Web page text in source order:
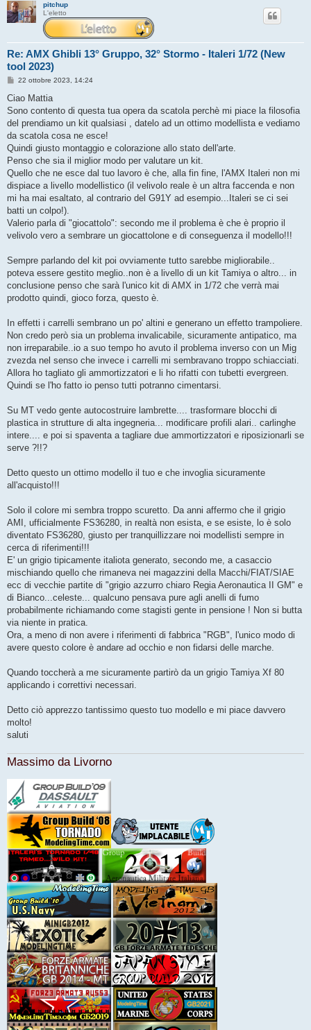
pitchup
L'eletto
Re: AMX Ghibli 13° Gruppo, 32° Stormo - Italeri 1/72 (New
tool 2023)
M
s
a
g
i
o
22 ottobre 2023, 14:24
Ciao Mattia
Sono contento di questa tua opera da scatola perchè mi piace la filosofia
del prendiamo un kit qualsiasi , datelo ad un ottimo modellista e vediamo
da scatola cosa ne esce!
Quindi giusto montaggio e colorazione allo stato dell'arte.
Penso che sia il miglior modo per valutare un kit.
Quello che ne esce dal tuo lavoro è che, alla fin fine, l'AMX Italeri non mi
dispiace a livello modellistico (il velivolo reale è un altra faccenda e non
mi ha mai esaltato, al contrario del G91Y ad esempio...Italeri se ci sei
batti un colpo!).
Valerio parla di "giocattolo": secondo me il problema è che è proprio il
velivolo vero a sembrare un giocattolone e di conseguenza il modello!!!
Sempre parlando del kit poi ovviamente tutto sarebbe migliorabile..
poteva essere gestito meglio..non è a livello di un kit Tamiya o altro... in
conclusione penso che sarà l'unico kit di AMX in 1/72 che verrà mai
prodotto quindi, gioco forza, questo è.
In effetti i carrelli sembrano un po' altini e generano un effetto trampoliere.
Non credo però sia un problema invalicabile, sicuramente antipatico, ma
non irreparabile..io a suo tempo ho avuto il problema inverso con un Mig
zvezda nel senso che invece i carrelli mi sembravano troppo schiacciati.
Allora ho tagliato gli ammortizzatori e li ho rifatti con tubetti evergreen.
Quindi se l'ho fatto io penso tutti potranno cimentarsi.
Su MT vedo gente autocostruire lambrette.... trasformare blocchi di
plastica in strutture di alta ingegneria... modificare profili alari.. carlinghe
intere.... e poi si spaventa a tagliare due ammortizzatori e riposizionarli se
serve ?!!?
Detto questo un ottimo modello il tuo e che invoglia sicuramente
all'acquisto!!!
Solo il colore mi sembra troppo scuretto. Da anni affermo che il grigio
AMI, ufficialmente FS36280, in realtà non esista, e se esiste, lo è solo
diventato FS36280, giusto per tranquillizzare noi modellisti sempre in
cerca di riferimenti!!!
E' un grigio tipicamente italiota generato, secondo me, a casaccio
mischiando quello che rimaneva nei magazzini della Macchi/FIAT/SIAE
ecc di vecchie partite di "grigio azzurro chiaro Regia Aeronautica II GM" e
di Bianco...celeste... qualcuno pensava pure agli anelli di fumo
probabilmente richiamando come stagisti gente in pensione ! Non si butta
via niente in pratica.
Ora, a meno di non avere i riferimenti di fabbrica "RGB", l'unico modo di
avere questo colore è andare ad occhio e non fidarsi delle marche.
Quando toccherà a me sicuramente partirò da un grigio Tamiya Xf 80
applicando i correttivi necessari.
Detto ciò apprezzo tantissimo questo tuo modello e mi piace davvero
molto!
saluti
Massimo da Livorno